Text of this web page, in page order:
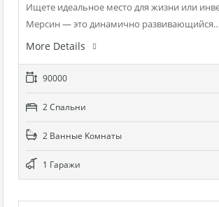
Ищете идеальное место для жизни или
Мерсин — это динамично развивающийся…
More Details
90000
2 Cпальни
2 Bанные Kомнаты
1 Гаражи